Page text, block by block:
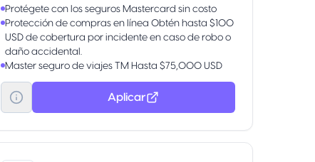
Protégete con los seguros Mastercard sin costo
Protección de compras en línea Obtén hasta $100
USD de cobertura por incidente en caso de robo o
daño accidental.
Master seguro de viajes TM Hasta $75,000 USD
para cuidar tu integridad y la de tu familia en
caso de muerte accidental y otros.
Aumenta tu línea de crédito Obtén más en tu
Aplicar